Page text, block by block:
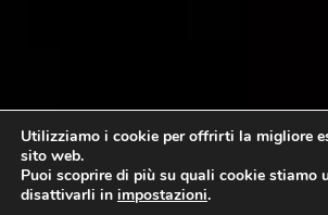
Utilizziamo i cookie per offrirti la migliore
sito web.
Puoi scoprire di più su quali cookie stiamo
disattivarli in impostazioni.